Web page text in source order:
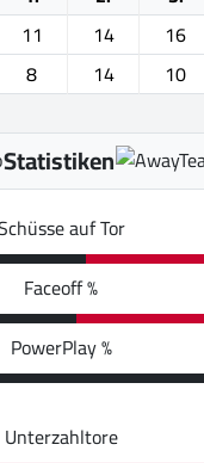
11 14 16
8 14 10
Statistiken
auf Tor
Faceoff %
PowerPlay %
Unterzahltore